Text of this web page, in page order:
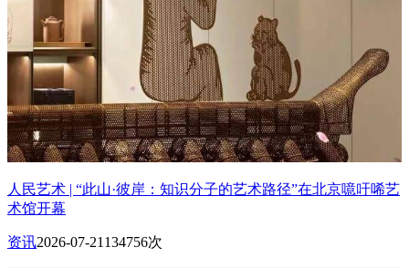
人民艺术 | “此山·彼岸：知识分子的艺术路径”在北京噫吁唏艺
术馆开幕
资讯2026-07-21 134756次